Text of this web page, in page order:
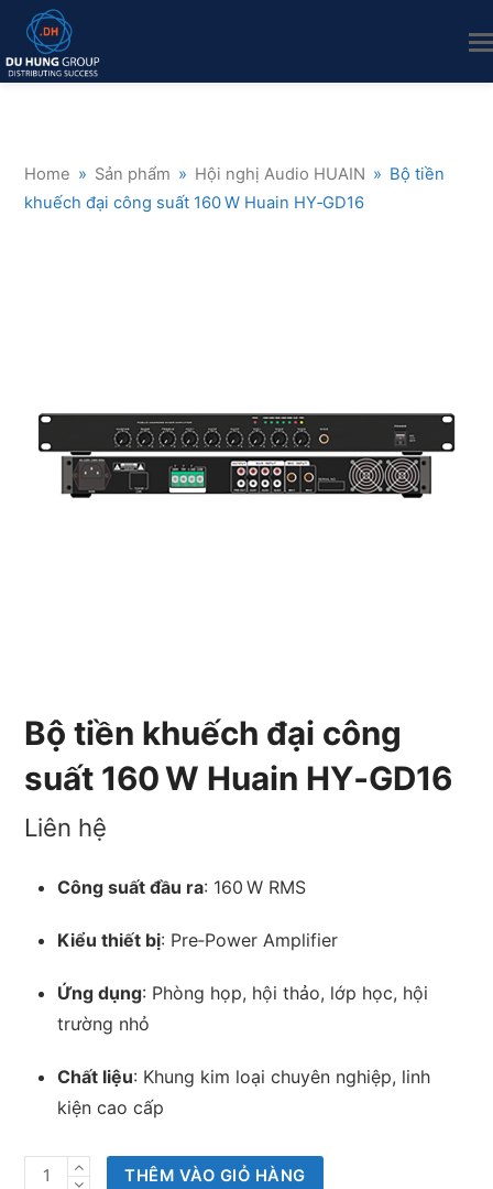
Home » Sản phẩm » Hội nghị Audio HUAIN » Bộ tiền
khuếch đại công suất 160 W Huain HY‑GD16
Bộ tiền khuếch đại công
suất 160 W Huain HY‑GD16
Liên hệ
Công suất đầu ra: 160 W RMS
Kiểu thiết bị: Pre‑Power Amplifier
Ứng dụng: Phòng họp, hội thảo, lớp học, hội
trường nhỏ
Chất liệu: Khung kim loại chuyên nghiệp, linh
kiện cao cấp
Bộ
THÊM VÀO GIỎ HÀNG